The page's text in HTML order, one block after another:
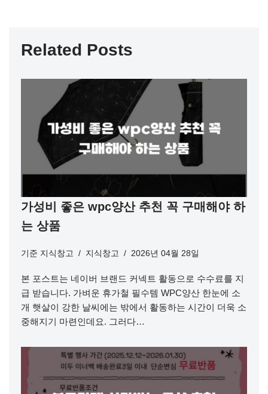
Related Posts
가성비 좋은 wpc양산 추천 꼭 구매해야 하
는 상품
기준 지식창고 지식창고 2026년 04월 28일
본 포스트는 네이버 브랜드 커넥트 활동으로 수수료를 지
급 받습니다. 가벼운 휴가철 필수템 WPC양산 한눈에 소
개 햇살이 강한 날씨에는 밖에서 활동하는 시간이 더욱 소
중해지기 마련인데요. 그러다…